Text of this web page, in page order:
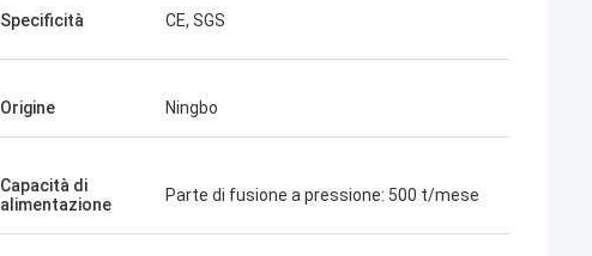
Specificità CE, SGS
Origine Ningbo
Capacità di
alimentazione
Parte di fusione a pressione: 500 t/mese